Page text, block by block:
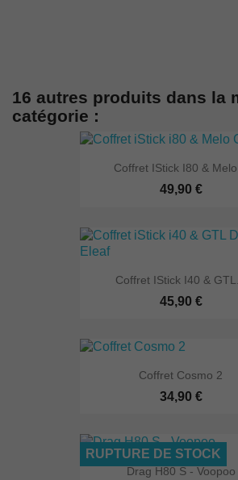
16 autres produits dans la
catégorie :
Coffret IStick I80 &
49,90 €
Coffret IStick I40 &
45,90 €
Coffret Cosmo 2
34,90 €
Drag H80 S - Voopoo
RUPTURE DE STOCK